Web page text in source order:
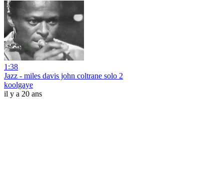
1:38
Jazz - miles davis john coltrane solo 2
koolgaye
il y a 20 ans